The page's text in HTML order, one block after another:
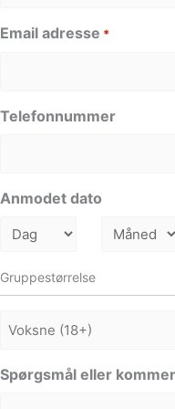
Email adresse *
Telefonnummer
Anmodet dato
Gruppestørrelse
Spørgsmål eller